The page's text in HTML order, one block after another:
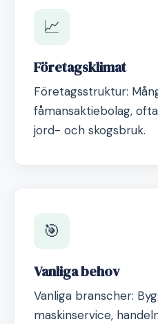
📈
Företagsklimat
Företagsstruktur:
fåmansaktiebolag,
jord- och skogsbruk.
🎯
Vanliga behov
Vanliga branscher:
maskinservice,